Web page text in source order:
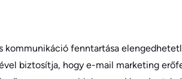
kommunikáció fenntartása
biztosítja, hogy e-mail marketing